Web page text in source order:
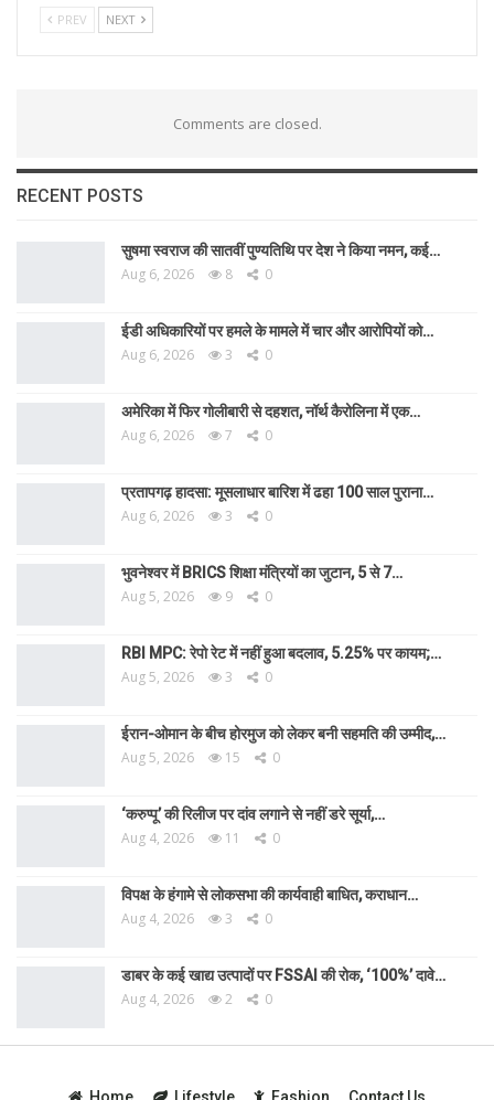
PREV NEXT
Comments are closed.
RECENT POSTS
सुषमा स्वराज की सातवीं पुण्यतिथि पर देश ने किया नमन, कई…
Aug 6, 2026 8 0
ईडी अधिकारियों पर हमले के मामले में चार और आरोपियों को…
Aug 6, 2026 3 0
अमेरिका में फिर गोलीबारी से दहशत, नॉर्थ कैरोलिना में एक…
Aug 6, 2026 7 0
प्रतापगढ़ हादसा: मूसलाधार बारिश में ढहा 100 साल पुराना…
Aug 6, 2026 3 0
भुवनेश्वर में BRICS शिक्षा मंत्रियों का जुटान, 5 से 7…
Aug 5, 2026 9 0
RBI MPC: रेपो रेट में नहीं हुआ बदलाव, 5.25% पर कायम;…
Aug 5, 2026 3 0
ईरान-ओमान के बीच होरमुज को लेकर बनी सहमति की उम्मीद,…
Aug 5, 2026 15 0
‘करुप्पू’ की रिलीज पर दांव लगाने से नहीं डरे सूर्या,…
Aug 4, 2026 11 0
विपक्ष के हंगामे से लोकसभा की कार्यवाही बाधित, कराधान…
Aug 4, 2026 3 0
डाबर के कई खाद्य उत्पादों पर FSSAI की रोक, ‘100%’ दावे…
Aug 4, 2026 2 0